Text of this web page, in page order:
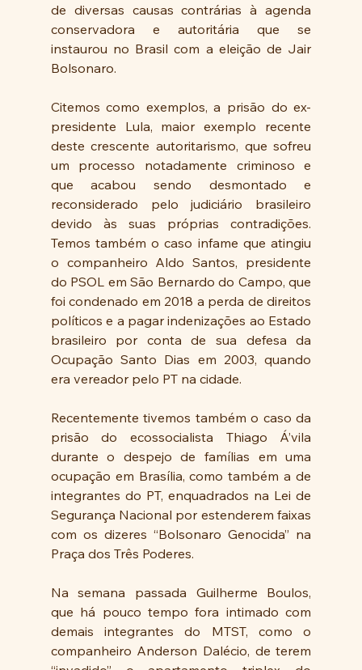
de diversas causas contrárias à agenda
conservadora e autoritária que se
instaurou no Brasil com a eleição de Jair
Bolsonaro.
Citemos como exemplos, a prisão do ex-
presidente Lula, maior exemplo recente
deste crescente autoritarismo, que sofreu
um processo notadamente criminoso e
que acabou sendo desmontado e
reconsiderado pelo judiciário brasileiro
devido às suas próprias contradições.
Temos também o caso infame que atingiu
o companheiro Aldo Santos, presidente
do PSOL em São Bernardo do Campo, que
foi condenado em 2018 a perda de direitos
políticos e a pagar indenizações ao Estado
brasileiro por conta de sua defesa da
Ocupação Santo Dias em 2003, quando
era vereador pelo PT na cidade.
Recentemente tivemos também o caso da
prisão do ecossocialista Thiago Á’vila
durante o despejo de famílias em uma
ocupação em Brasília, como também a de
integrantes do PT, enquadrados na Lei de
Segurança Nacional por estenderem faixas
com os dizeres “Bolsonaro Genocida” na
Praça dos Três Poderes.
Na semana passada Guilherme Boulos,
que há pouco tempo fora intimado com
demais integrantes do MTST, como o
companheiro Anderson Dalécio, de terem